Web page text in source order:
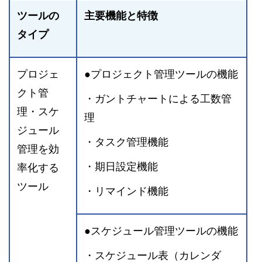
ツールの
タイプ
主要機能と特徴
プロジェ
クト管
理・スケ
ジュール
管理を効
率化する
ツール
●プロジェクト管理ツールの機能
・ガントチャートによる工数管
理
・タスク管理機能
・期日設定機能
・リマインド機能
●スケジュール管理ツールの機能
・スケジュール表（カレンダ